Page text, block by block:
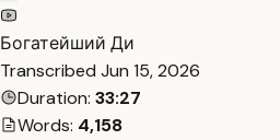
Богатейший Ди
Transcribed Jun 15, 2026
Duration: 33:27
Words: 4,158